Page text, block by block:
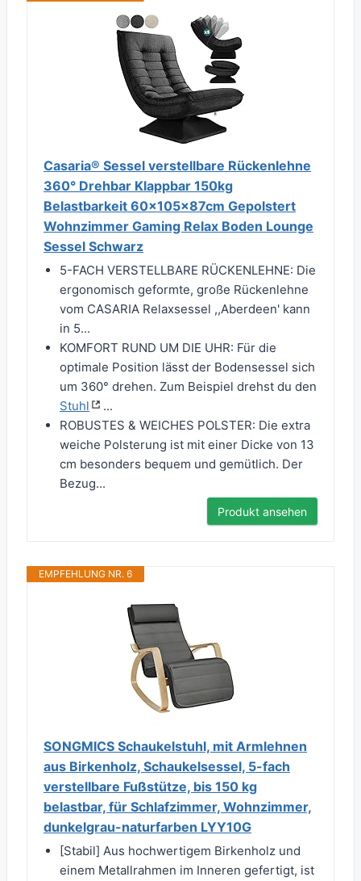
Casaria® Sessel verstellbare Rückenlehne
360° Drehbar Klappbar 150kg
Belastbarkeit 60x105x87cm Gepolstert
Wohnzimmer Gaming Relax Boden Lounge
Sessel Schwarz
5-FACH VERSTELLBARE RÜCKENLEHNE: Die
ergonomisch geformte, große Rückenlehne
vom CASARIA Relaxsessel ,,Aberdeen' kann
in 5...
KOMFORT RUND UM DIE UHR: Für die
optimale Position lässt der Bodensessel sich
um 360° drehen. Zum Beispiel drehst du den
Stuhl
...
ROBUSTES & WEICHES POLSTER: Die extra
weiche Polsterung ist mit einer Dicke von 13
cm besonders bequem und gemütlich. Der
Bezug...
Produkt ansehen
EMPFEHLUNG NR. 6
SONGMICS Schaukelstuhl, mit Armlehnen
aus Birkenholz, Schaukelsessel, 5-fach
verstellbare Fußstütze, bis 150 kg
belastbar, für Schlafzimmer, Wohnzimmer,
dunkelgrau-naturfarben LYY10G
[Stabil] Aus hochwertigem Birkenholz und
einem Metallrahmen im Inneren gefertigt, ist